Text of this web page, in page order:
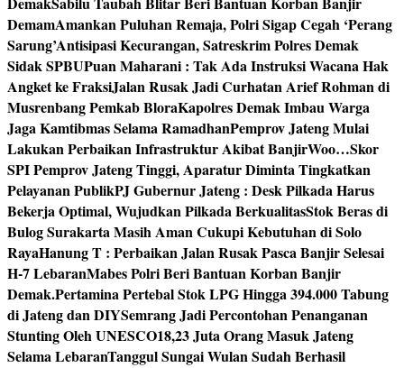
DemamAmankan Puluhan Remaja, Polri Sigap Cegah ‘Perang
Sarung’Antisipasi Kecurangan, Satreskrim Polres Demak
Sidak SPBUPuan Maharani : Tak Ada Instruksi Wacana Hak
Angket ke FraksiJalan Rusak Jadi Curhatan Arief Rohman di
Musrenbang Pemkab BloraKapolres Demak Imbau Warga
Jaga Kamtibmas Selama RamadhanPemprov Jateng Mulai
Lakukan Perbaikan Infrastruktur Akibat BanjirWoo…Skor
SPI Pemprov Jateng Tinggi, Aparatur Diminta Tingkatkan
Pelayanan PublikPJ Gubernur Jateng : Desk Pilkada Harus
Bekerja Optimal, Wujudkan Pilkada BerkualitasStok Beras di
Bulog Surakarta Masih Aman Cukupi Kebutuhan di Solo
RayaHanung T : Perbaikan Jalan Rusak Pasca Banjir Selesai
H-7 LebaranMabes Polri Beri Bantuan Korban Banjir
Demak.Pertamina Pertebal Stok LPG Hingga 394.000 Tabung
di Jateng dan DIYSemrang Jadi Percontohan Penanganan
Stunting Oleh UNESCO18,23 Juta Orang Masuk Jateng
Selama LebaranTanggul Sungai Wulan Sudah Berhasil